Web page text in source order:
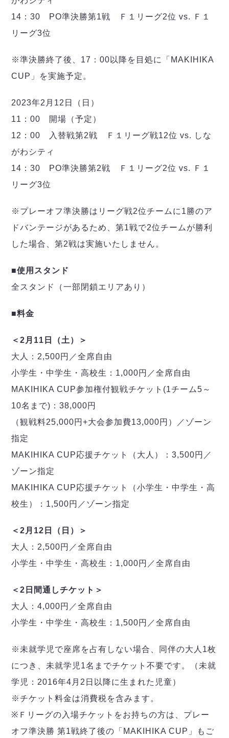
選手の通算記録（Ｆ２）
ヴォスクオーレ仙台
マルバ水戸FC
リガーレヴィア葛飾
ヴィンセドール白山
アグレミーナ浜松
デウソン神戸
ポルセイド浜田
ミラクルスマイル新居浜
14：30 PO準決勝第1戦 Ｆ１リーグ2位 vs. Ｆ１
リーグ3位
※準決勝終了後、17：00以降を目処に「MAKIHIKA
CUP」を実施予定。
2023年2月12日（日）
11：00 開場（予定）
12：00 入替戦第2戦 Ｆ１リーグ戦12位 vs. しな
がわシティ
14：30 PO準決勝第2戦 Ｆ１リーグ2位 vs. Ｆ１
リーグ3位
※プレーオフ準決勝はリーグ戦2位チームに1勝のア
ドバンテージがあるため、第1戦で2位チームが勝利
した場合、第2戦は実施いたしません。
■使用スタンド
全スタンド（一部閉鎖エリアあり）
■料金
＜2月11日（土）＞
大人：2,500円／全席自由
小学生・中学生・高校生：1,000円／全席自由
MAKIHIKA CUP参加権付観戦チケット(1チーム5～
10名まで)：38,000円
（観戦料25,000円+大会参加費13,000円）／ゾーン
指定
MAKIHIKA CUP応援チケット（大人）：3,500円／
ゾーン指定
MAKIHIKA CUP応援チケット（小学生・中学生・高
校生）：1,500円／ゾーン指定
＜2月12日（日）＞
大人：2,500円／全席自由
小学生・中学生・高校生：1,000円／全席自由
＜2日間通しチケット＞
大人：4,000円／全席自由
小学生・中学生・高校生：1,500円／全席自由
※未就学児で座席を占有しない場合、同伴の大人1枚
につき、未就学児1名までチケット不要です。（未就
学児：2016年4月2日以降に生まれた児童）
※チケット料金は消費税を含みます。
※Ｆリーグの入場チケットをお持ちの方は、プレー
オフ準決勝 第1戦終了後の「MAKIHIKA CUP」もご